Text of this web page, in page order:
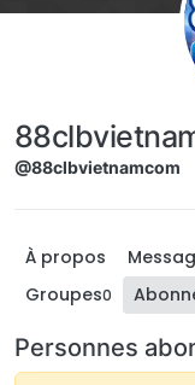
@88clbvietnamcom
À propos
Groupes0
Personnes